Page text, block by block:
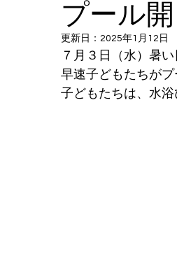
プール
更新日： 2025年1月12日
７月３日（水）暑
早速子どもたちが
子どもたちは、水